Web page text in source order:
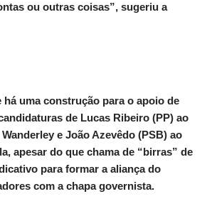
ou outras coisas”, sugeriu a
há uma construção para o apoio de
de Lucas Ribeiro (PP) ao
e João Azevêdo (PSB) ao
apesar do que chama de “birras” de
para formar a aliança do
com a chapa governista.